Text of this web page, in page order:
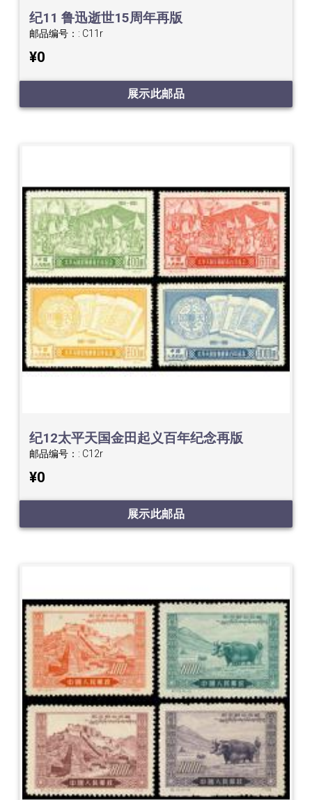
纪11 鲁迅逝世15周年再版
邮品编号：: C11r
¥0
展示此邮品
纪12太平天国金田起义百年纪念再版
邮品编号：: C12r
¥0
展示此邮品